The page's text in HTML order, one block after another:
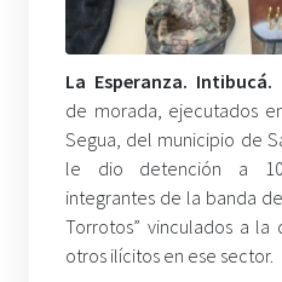
La Esperanza. Intibucá.
de morada, ejecutados
Segua, del municipio de
le dio detención a 10
integrantes de la banda
Torrotos” vinculados a la
otros ilícitos en ese sector.